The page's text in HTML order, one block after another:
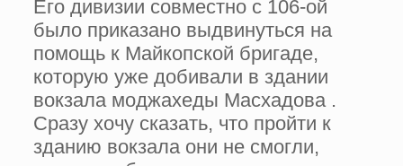
Его дивизии совместно с 106-ой
было приказано выдвинуться на
помощь к Майкопской бригаде,
которую уже добивали в здании
вокзала моджахеды Масхадова .
Сразу хочу сказать, что пройти к
зданию вокзала они не смогли,